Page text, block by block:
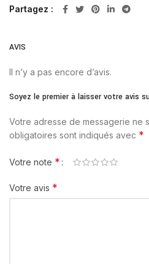
Partagez
AVIS
Il n’y a pas encore d’avis.
Soyez le premier à laisser votre avis
Votre adresse de messagerie ne
obligatoires sont indiqués avec *
Votre note *
Votre avis *